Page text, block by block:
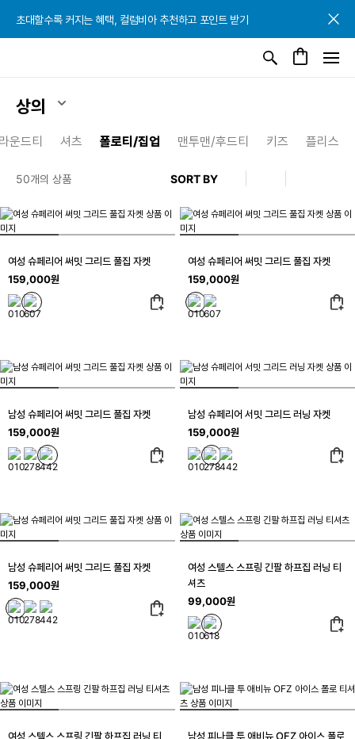
초대할수록 커지는 혜택, 컬럼비아 추천하고 포인트 받기
초대할수록 커지는 혜택, 컬럼비아 추천하고 포인트 받기
초대할수록 커지는 혜택, 컬럼비아 추천하고 포인트 받기
상의
운드티 셔츠 폴로티/집업 맨투맨/후드티 키즈 플리스
50개의 상품
여성 슈페리어 써밋 그리드 풀집 자켓
159,000원
여성 슈페리어 써밋 그리드 풀집 자켓
159,000원
남성 슈페리어 써밋 그리드 풀집 자켓
159,000원
남성 슈페리어 서밋 그리드 러닝 자켓
159,000원
남성 슈페리어 써밋 그리드 풀집 자켓
159,000원
여성 스텔스 스프링 긴팔 하프집 러닝 티
셔츠
99,000원
여성 스텔스 스프링 긴팔 하프집 러닝 티
남성 피나클 투 애비뉴 OFZ 아이스 폴로